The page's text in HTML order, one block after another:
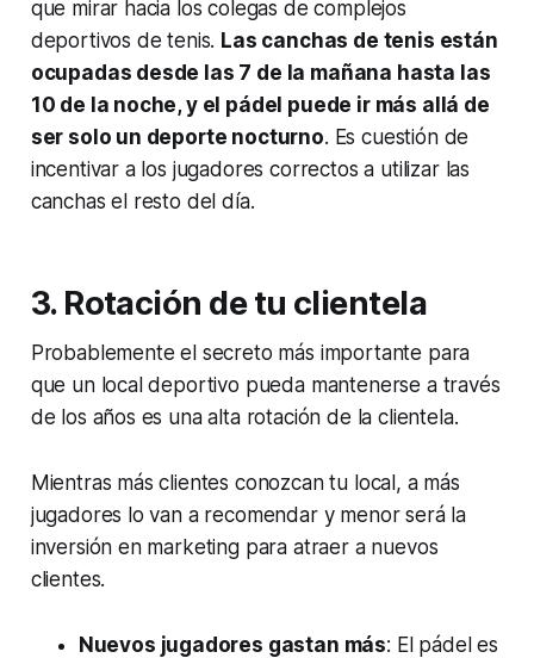
que mirar hacia los colegas de complejos
deportivos de tenis. Las canchas de tenis están
ocupadas desde las 7 de la mañana hasta las
10 de la noche, y el pádel puede ir más allá de
ser solo un deporte nocturno. Es cuestión de
incentivar a los jugadores correctos a utilizar las
canchas el resto del día.
3. Rotación de tu clientela
Probablemente el secreto más importante para
que un local deportivo pueda mantenerse a través
de los años es una alta rotación de la clientela.
Mientras más clientes conozcan tu local, a más
jugadores lo van a recomendar y menor será la
inversión en marketing para atraer a nuevos
clientes.
Nuevos jugadores gastan más: El pádel es